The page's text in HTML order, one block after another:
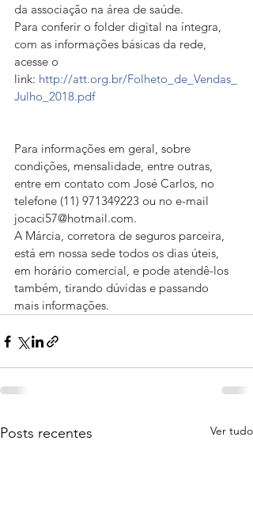
da associação na área de saúde.
Para conferir o folder digital na íntegra,
com as informações básicas da rede,
acesse o
link: http://att.org.br/Folheto_de_Vendas_
Julho_2018.pdf
Para informações em geral, sobre
condições, mensalidade, entre outras,
entre em contato com José Carlos, no
telefone (11) 971349223 ou no e-mail
jocaci57@hotmail.com.
A Márcia, corretora de seguros parceira,
está em nossa sede todos os dias úteis,
em horário comercial, e pode atendê-los
também, tirando dúvidas e passando
mais informações.
Posts recentes Ver tudo